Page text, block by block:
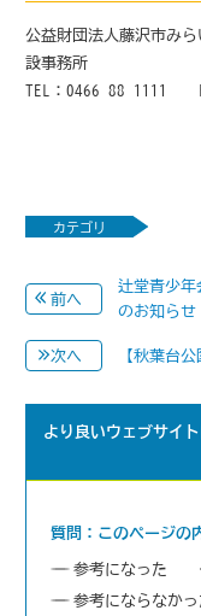
公益財団法人藤沢市み
設事務所
TEL：0466-88-1111
カテゴリ
前へ
辻堂青少
のお知らせ
次へ 【秋葉台
より良いウェブサイ
質問：このページの
参考になった
参考にならなかっ